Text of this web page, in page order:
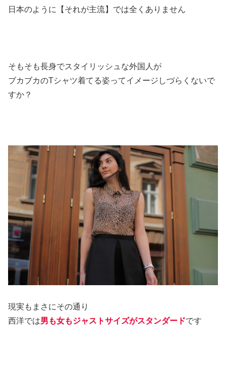
日本のように【それが主流】では全くありません
そもそも長身でスタイリッシュな外国人が
ブカブカのTシャツ着てる姿ってイメージしづらくないで
すか？
現実もまさにその通り
西洋では男も女もジャストサイズがスタンダードです